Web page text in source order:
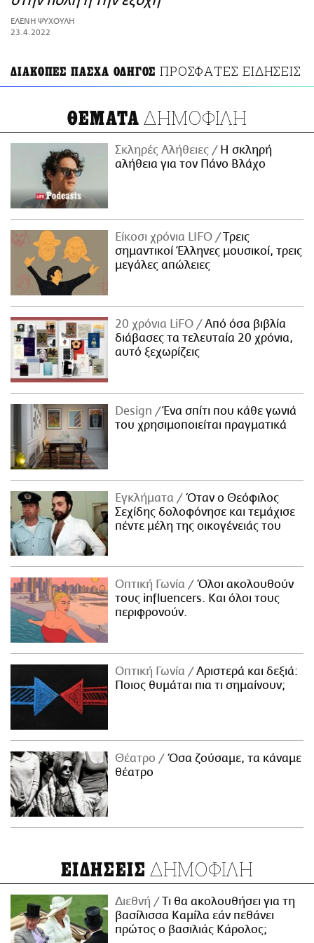
ΑΜΠΑ
PRINT
ΕΛΕΝΗ ΨΥΧΟΥΛΗ
23.4.2022
ΔΙΑΚΟΠΕΣ ΠΑΣΧΑ ΟΔΗΓΟΣ ΠΡΟΣΦΑΤΕΣ ΕΙΔΗΣΕΙΣ
ΘΕΜΑΤΑ ΔΗΜΟΦΙΛΗ
Σκληρές Αλήθειες
H σκληρή
αλήθεια για τον Πάνο Βλάχο
Είκοσι χρόνια LIFO
Tρεις
σημαντικοί Έλληνες μουσικοί, τρεις
μεγάλες απώλειες
20 χρόνια LiFO
Από όσα βιβλία
διάβασες τα τελευταία 20 χρόνια,
αυτό ξεχωρίζεις
Design
Ένα σπίτι που κάθε γωνιά
του χρησιμοποιείται πραγματικά
Εγκλήματα
Όταν ο Θεόφιλος
Σεχίδης δολοφόνησε και τεμάχισε
πέντε μέλη της οικογένειάς του
Οπτική Γωνία
Όλοι ακολουθούν
τους influencers. Και όλοι τους
περιφρονούν.
Οπτική Γωνία
Αριστερά και δεξιά:
Ποιος θυμάται πια τι σημαίνουν;
Θέατρο
Όσα ζούσαμε, τα κάναμε
θέατρο
ΕΙΔΗΣΕΙΣ ΔΗΜΟΦΙΛΗ
Διεθνή
Τι θα ακολουθήσει για τη
βασίλισσα Καμίλα εάν πεθάνει
πρώτος ο βασιλιάς Κάρολος;